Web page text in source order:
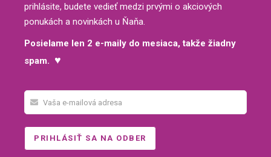
prihlásite, budete vedieť medzi prvými o akciových
ponukách a novinkách u Ňaňa.
Posielame len 2 e-maily do mesiaca, takže žiadny
spam. ♥